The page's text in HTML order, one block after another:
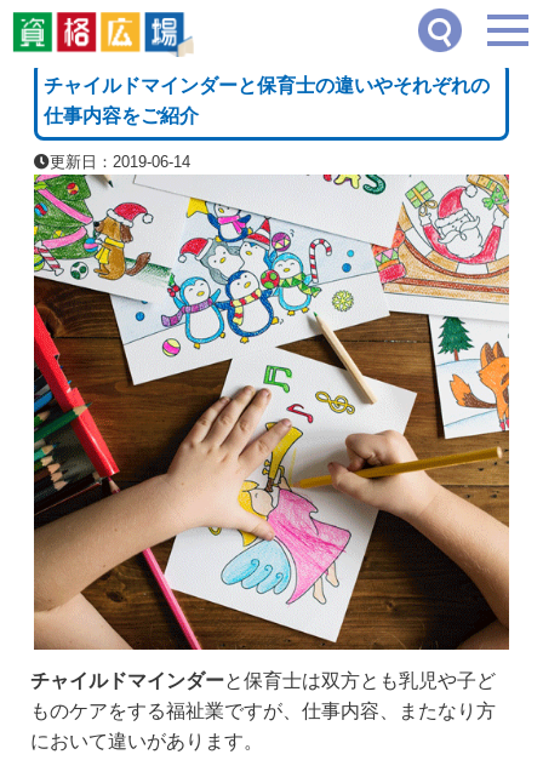
資格広場≫ 教育・保育・学術系 チャイルドマインダーと保育士の違いやそれぞれ
[PR]
チャイルドマインダーと保育士の違いやそれぞれの
仕事内容をご紹介
更新日：2019-06-14
チャイルドマインダーと保育士は双方とも乳児や子ど
ものケアをする福祉業ですが、仕事内容、またなり方
において違いがあります。